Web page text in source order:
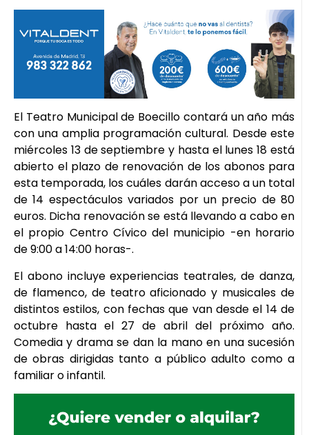
El Teatro Municipal de Boecillo contará un año más
con una amplia programación cultural. Desde este
miércoles 13 de septiembre y hasta el lunes 18 está
abierto el plazo de renovación de los abonos para
esta temporada, los cuáles darán acceso a un total
de 14 espectáculos variados por un precio de 80
euros. Dicha renovación se está llevando a cabo en
el propio Centro Cívico del municipio -en horario
de 9:00 a 14:00 horas-.
El abono incluye experiencias teatrales, de danza,
de flamenco, de teatro aficionado y musicales de
distintos estilos, con fechas que van desde el 14 de
octubre hasta el 27 de abril del próximo año.
Comedia y drama se dan la mano en una sucesión
de obras dirigidas tanto a público adulto como a
familiar o infantil.